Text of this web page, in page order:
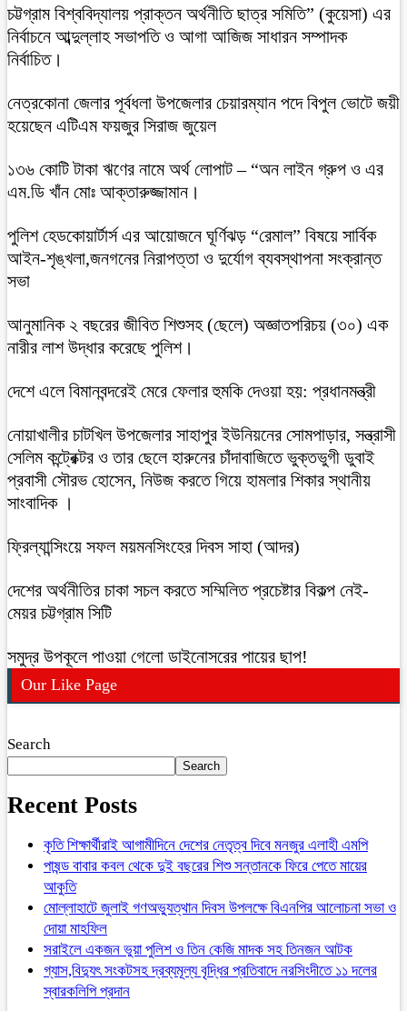
চট্টগ্রাম বিশ্ববিদ্যালয় প্রাক্তন অর্থনীতি ছাত্র সমিতি” (কুয়েসা) এর
নির্বাচনে আব্দুল্লাহ সভাপতি ও আগা আজিজ সাধারন সম্পাদক
নির্বাচিত।
নেত্রকোনা জেলার পূর্বধলা উপজেলার চেয়ারম্যান পদে বিপুল ভোটে জয়ী
হয়েছেন এটিএম ফয়জুর সিরাজ জুয়েল
১৩৬ কোটি টাকা ঋণের নামে অর্থ লোপাট – “অন লাইন গ্রুপ ও এর
এম.ডি খাঁন মোঃ আক্তারুজ্জামান।
পুলিশ হেডকোয়ার্টার্স এর আয়োজনে ঘূর্ণিঝড় “রেমাল” বিষয়ে সার্বিক
আইন-শৃঙ্খলা,জনগনের নিরাপত্তা ও দুর্যোগ ব্যবস্থাপনা সংক্রান্ত
সভা
আনুমানিক ২ বছরের জীবিত শিশুসহ (ছেলে) অজ্ঞাতপরিচয় (৩০) এক
নারীর লাশ উদ্ধার করেছে পুলিশ।
দেশে এলে বিমানবন্দরেই মেরে ফেলার হুমকি দেওয়া হয়: প্রধানমন্ত্রী
নোয়াখালীর চাটখিল উপজেলার সাহাপুর ইউনিয়নের সোমপাড়ার, সন্ত্রাসী
সেলিম কন্ট্রেক্টর ও তার ছেলে হারুনের চাঁদাবাজিতে ভুক্তভুগী ডুবাই
প্রবাসী সৌরভ হোসেন, নিউজ করতে গিয়ে হামলার শিকার স্থানীয়
সাংবাদিক ।
ফ্রিল্যান্সিংয়ে সফল ময়মনসিংহের দিবস সাহা (আদর)
দেশের অর্থনীতির চাকা সচল করতে সম্মিলিত প্রচেষ্টার বিকল্প নেই-
মেয়র চট্টগ্রাম সিটি
সমুদ্র উপকূলে পাওয়া গেলো ডাইনোসরের পায়ের ছাপ!
Our Like Page
Search
Search
Recent Posts
কৃতি শিক্ষার্থীরাই আগামীদিনে দেশের নেতৃত্ব দিবে মনজুর এলাহী এমপি
পাষন্ড বাবার কবল থেকে দুই বছরের শিশু সন্তানকে ফিরে পেতে মায়ের
আকুতি
মোল্লাহাটে জুলাই গণঅভ্যুত্থান দিবস উপলক্ষে বিএনপির আলোচনা সভা ও
দোয়া মাহফিল
সরাইলে একজন ভুয়া পুলিশ ও তিন কেজি মাদক সহ তিনজন আটক
গ্যাস,বিদ্যুৎ সংকটসহ দ্রব্যমূল্য বৃদ্ধির প্রতিবাদে নরসিংদীতে ১১ দলের
স্বারকলিপি প্রদান